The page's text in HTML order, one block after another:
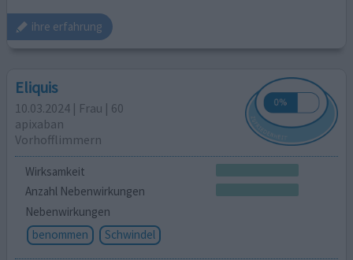
ihre erfahrung
Eliquis
10.03.2024 | Frau | 60
apixaban
Vorhofflimmern
Wirksamkeit
Anzahl Nebenwirkungen
Nebenwirkungen
benommen
Schwindel